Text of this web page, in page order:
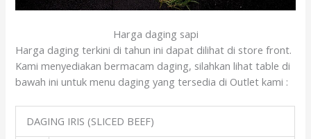
Harga daging sapi
Harga daging terkini di tahun ini dapat dilihat di store front.
Kami menyediakan bermacam daging, silahkan lihat table di
bawah ini untuk menu daging yang tersedia di Outlet kami :
DAGING IRIS (SLICED BEEF)